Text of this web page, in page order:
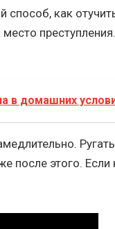
как
в домашних
после этого.